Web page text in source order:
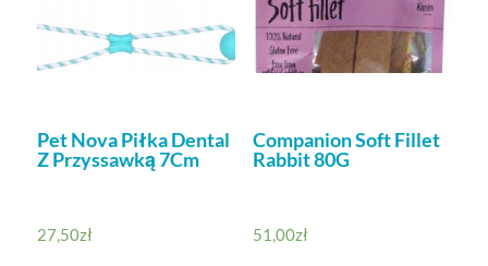
Pet Nova Piłka Dental
Z Przyssawką 7Cm
27,50zł
Companion Soft Fillet
Rabbit 80G
51,00zł